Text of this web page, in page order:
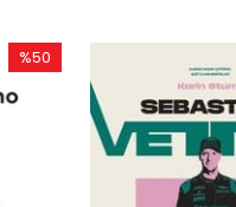
%50
İndirim
%50İndirim